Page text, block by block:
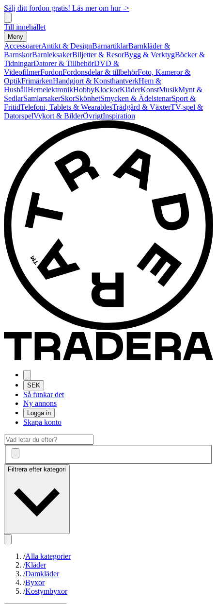
Sälj ditt fordon gratis! Läs mer om hur ->
Till innehållet
Meny
AccessoarerAntikt & DesignBarnartiklarBarnkläder &
BarnskorBarnleksakerBiljetter & ResorBygg & VerktygBöcker &
TidningarDatorer & TillbehörDVD &
VideofilmerFordonFordonsdelar & tillbehörFoto, Kameror &
OptikFrimärkenHandgjort & KonsthantverkHem &
HushållHemelektronikHobbyKlockorKläderKonstMusikMynt &
SedlarSamlarsakerSkorSkönhetSmycken & ÄdelstenarSport &
FritidTelefoni, Tablets & WearablesTrädgård & VäxterTV-spel &
DatorspelVykort & BilderÖvrigtInspiration
SEK
Så funkar det
Ny annons
Logga in
Skapa konto
Filtrera efter kategori
/Alla kategorier
/Kläder
/Damkläder
/Byxor
/Kostymbyxor